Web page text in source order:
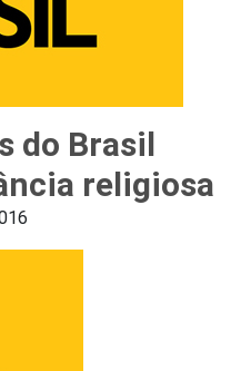
do Brasil
religiosa